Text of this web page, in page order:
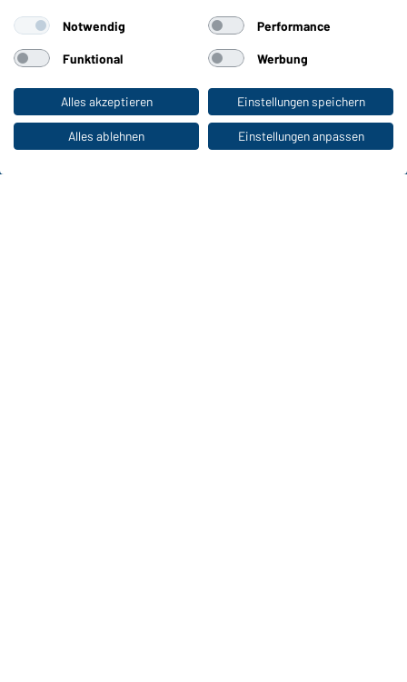
Zum Privatkunden-Shop
Größen
Farben
WORKWEAR COLLECTION
Die ideale Wahl für Professionals: Kollektionen
entdecken!
Notwendig Performance
Funktional Werbung
Alles akzeptieren Einstellungen speichern
Alles ablehnen Einstellungen anpassen